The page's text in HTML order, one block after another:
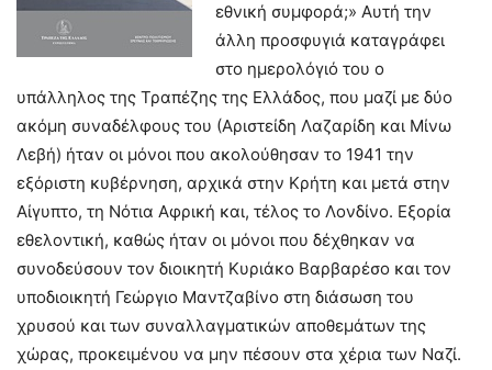
εθνική συμφορά;» Αυτή την
άλλη προσφυγιά καταγράφει
στο ημερολόγιό του ο
υπάλληλος της Τραπέζης της Ελλάδος, που μαζί με δύο
ακόμη συναδέλφους του (Αριστείδη Λαζαρίδη και Μίνω
Λεβή) ήταν οι μόνοι που ακολούθησαν το 1941 την
εξόριστη κυβέρνηση, αρχικά στην Κρήτη και μετά στην
Αίγυπτο, τη Νότια Αφρική και, τέλος το Λονδίνο. Εξορία
εθελοντική, καθώς ήταν οι μόνοι που δέχθηκαν να
συνοδεύσουν τον διοικητή Κυριάκο Βαρβαρέσο και τον
υποδιοικητή Γεώργιο Μαντζαβίνο στη διάσωση του
χρυσού και των συναλλαγματικών αποθεμάτων της
χώρας, προκειμένου να μην πέσουν στα χέρια των Ναζί.